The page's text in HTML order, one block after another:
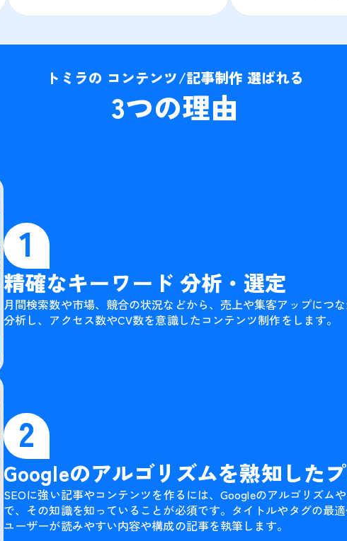
トミラの コンテンツ/記事制作 選ばれる
3つの理由
1
精確なキーワード 分析・選定
月間検索数や市場、競合の状況などから、売上や集客アップにつ
分析し、アクセス数やCV数を意識したコンテンツ制作をします。
2
Googleのアルゴリズムを熟知した
SEOに強い記事やコンテンツを作るには、Googleのアルゴリズム
で、その知識を知っていることが必須です。タイトルやタグの最
ユーザーが読みやすい内容や構成の記事を執筆します。